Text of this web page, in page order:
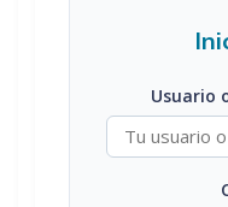
Usuario